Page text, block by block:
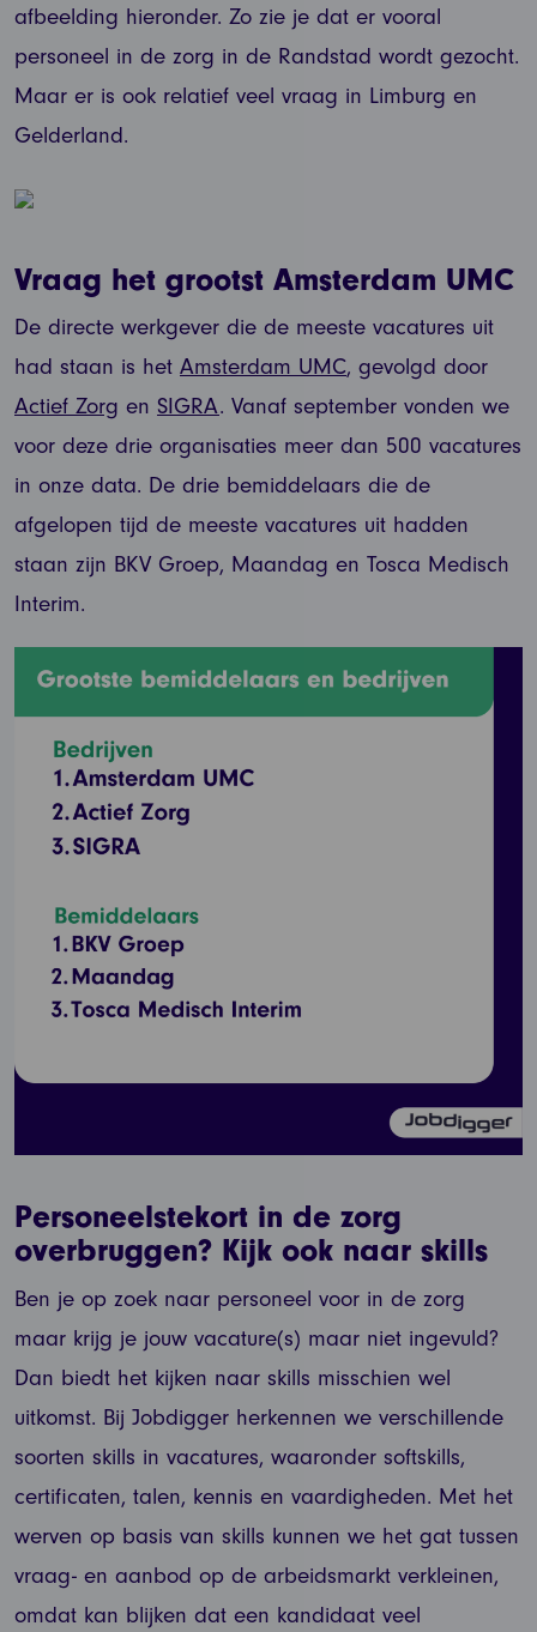
afbeelding hieronder. Zo zie je dat er vooral
personeel in de zorg in de Randstad wordt gezocht.
Maar er is ook relatief veel vraag in Limburg en
Gelderland.
Vraag het grootst Amsterdam UMC
De directe werkgever die de meeste vacatures uit
had staan is het Amsterdam UMC, gevolgd door
Actief Zorg en SIGRA. Vanaf september vonden we
voor deze drie organisaties meer dan 500 vacatures
in onze data. De drie bemiddelaars die de
afgelopen tijd de meeste vacatures uit hadden
staan zijn BKV Groep, Maandag en Tosca Medisch
Interim.
Personeelstekort in de zorg
overbruggen? Kijk ook naar skills
Ben je op zoek naar personeel voor in de zorg
maar krijg je jouw vacature(s) maar niet ingevuld?
Dan biedt het kijken naar skills misschien wel
uitkomst. Bij Jobdigger herkennen we verschillende
soorten skills in vacatures, waaronder softskills,
certificaten, talen, kennis en vaardigheden. Met het
werven op basis van skills kunnen we het gat tussen
vraag- en aanbod op de arbeidsmarkt verkleinen,
omdat kan blijken dat een kandidaat veel